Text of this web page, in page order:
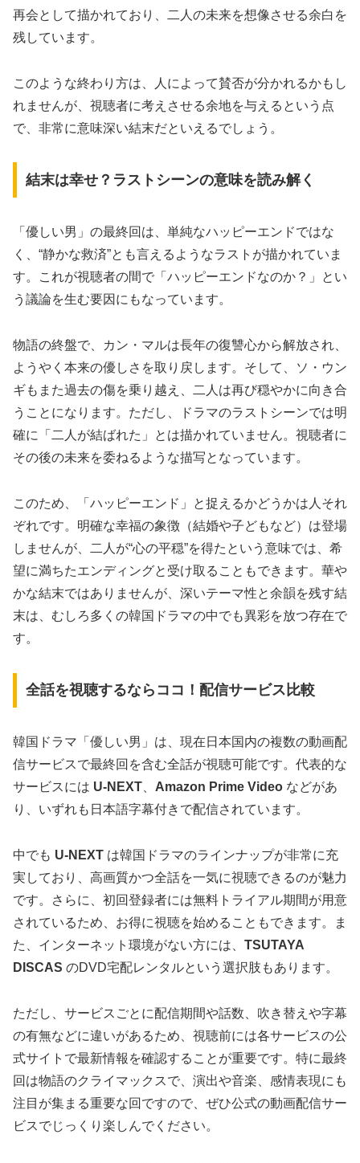
再会として描かれており、二人の未来を想像させる余白を
残しています。
このような終わり方は、人によって賛否が分かれるかもし
れませんが、視聴者に考えさせる余地を与えるという点
で、非常に意味深い結末だといえるでしょう。
結末は幸せ？ラストシーンの意味を読み解く
「優しい男」の最終回は、単純なハッピーエンドではな
く、“静かな救済”とも言えるようなラストが描かれていま
す。これが視聴者の間で「ハッピーエンドなのか？」とい
う議論を生む要因にもなっています。
物語の終盤で、カン・マルは長年の復讐心から解放され、
ようやく本来の優しさを取り戻します。そして、ソ・ウン
ギもまた過去の傷を乗り越え、二人は再び穏やかに向き合
うことになります。ただし、ドラマのラストシーンでは明
確に「二人が結ばれた」とは描かれていません。視聴者に
その後の未来を委ねるような描写となっています。
このため、「ハッピーエンド」と捉えるかどうかは人それ
ぞれです。明確な幸福の象徴（結婚や子どもなど）は登場
しませんが、二人が“心の平穏”を得たという意味では、希
望に満ちたエンディングと受け取ることもできます。華や
かな結末ではありませんが、深いテーマ性と余韻を残す結
末は、むしろ多くの韓国ドラマの中でも異彩を放つ存在で
す。
全話を視聴するならココ！配信サービス比較
韓国ドラマ「優しい男」は、現在日本国内の複数の動画配
信サービスで最終回を含む全話が視聴可能です。代表的な
サービスには U-NEXT Amazon Prime Video などがあ
り、いずれも日本語字幕付きで配信されています。
中でも U-NEXT は韓国ドラマのラインナップが非常に充
実しており、高画質かつ全話を一気に視聴できるのが魅力
です。さらに、初回登録者には無料トライアル期間が用意
されているため、お得に視聴を始めることもできます。ま
た、インターネット環境がない方には、 TSUTAYA
DISCAS のDVD宅配レンタルという選択肢もあります。
ただし、サービスごとに配信期間や話数、吹き替えや字幕
の有無などに違いがあるため、視聴前には各サービスの公
式サイトで最新情報を確認することが重要です。特に最終
回は物語のクライマックスで、演出や音楽、感情表現にも
注目が集まる重要な回ですので、ぜひ公式の動画配信サー
ビスでじっくり楽しんでください。